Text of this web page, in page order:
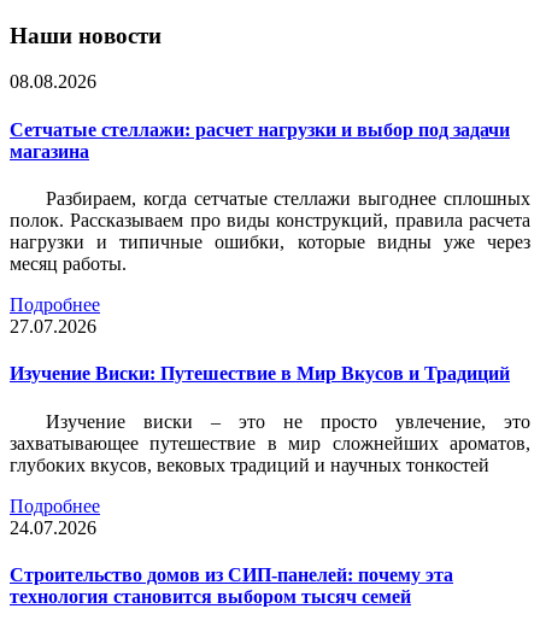
Наши новости
08.08.2026
Сетчатые стеллажи: расчет нагрузки и выбор под задачи
магазина
Разбираем, когда сетчатые стеллажи выгоднее сплошных
полок. Рассказываем про виды конструкций, правила расчета
нагрузки и типичные ошибки, которые видны уже через
месяц работы.
Подробнее
27.07.2026
Изучение Виски: Путешествие в Мир Вкусов и Традиций
Изучение виски – это не просто увлечение, это
захватывающее путешествие в мир сложнейших ароматов,
глубоких вкусов, вековых традиций и научных тонкостей
Подробнее
24.07.2026
Строительство домов из СИП-панелей: почему эта
технология становится выбором тысяч семей